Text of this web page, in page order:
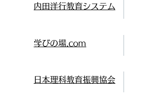
内田洋行教育システム
学びの場.com
日本理科教育振興協会